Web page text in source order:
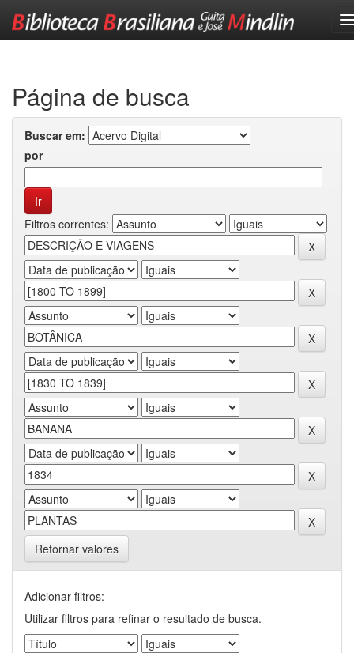
Página de busca
Buscar em:
por
Filtros correntes:
Retornar valores
Adicionar filtros:
Utilizar filtros para refinar o resultado de busca.